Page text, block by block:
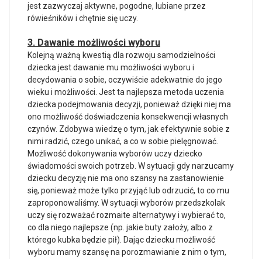
jest zazwyczaj aktywne, pogodne, lubiane przez
rówieśników i chętnie się uczy.
3. Dawanie możliwości wyboru
Kolejną ważną kwestią dla rozwoju samodzielności
dziecka jest dawanie mu możliwości wyboru i
decydowania o sobie, oczywiście adekwatnie do jego
wieku i możliwości. Jest ta najlepsza metoda uczenia
dziecka podejmowania decyzji, ponieważ dzięki niej ma
ono możliwość doświadczenia konsekwencji własnych
czynów. Zdobywa wiedzę o tym, jak efektywnie sobie z
nimi radzić, czego unikać, a co w sobie pielęgnować.
Możliwość dokonywania wyborów uczy dziecko
świadomości swoich potrzeb. W sytuacji gdy narzucamy
dziecku decyzję nie ma ono szansy na zastanowienie
się, ponieważ może tylko przyjąć lub odrzucić, to co mu
zaproponowaliśmy. W sytuacji wyborów przedszkolak
uczy się rozważać rozmaite alternatywy i wybierać to,
co dla niego najlepsze (np. jakie buty założy, albo z
którego kubka będzie pił). Dając dziecku możliwość
wyboru mamy szansę na porozmawianie z nim o tym,